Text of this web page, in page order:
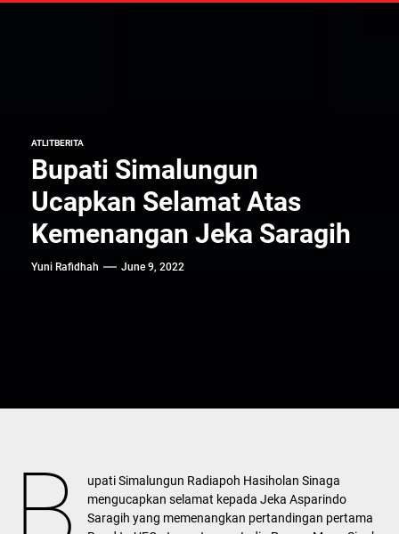
ATLITBERITA
Bupati Simalungun
Ucapkan Selamat Atas
Kemenangan Jeka Saragih
Yuni Rafidhah June 9, 2022
upati Simalungun Radiapoh Hasiholan Sinaga
mengucapkan selamat kepada Jeka Asparindo
Saragih yang memenangkan pertandingan pertama